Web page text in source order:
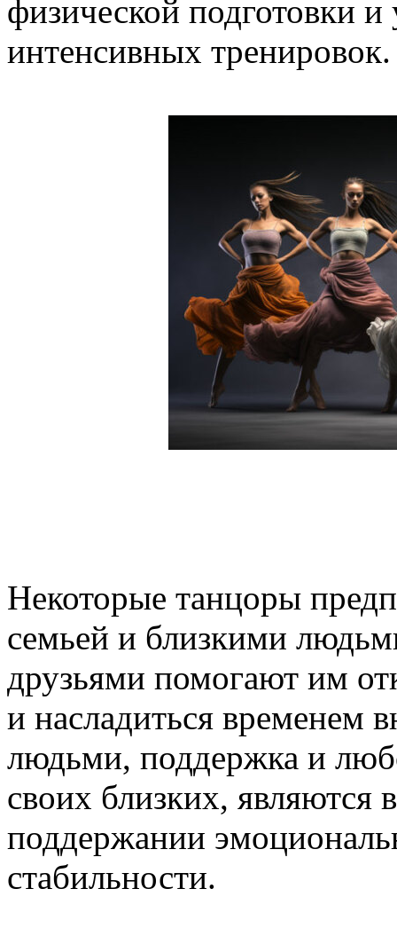
физической подготовки и
интенсивных тренировок.
Некоторые танцоры
семьей и близкими
друзьями помогают им
и насладиться временем
людьми, поддержка и
своих близких,
поддержании
стабильности.